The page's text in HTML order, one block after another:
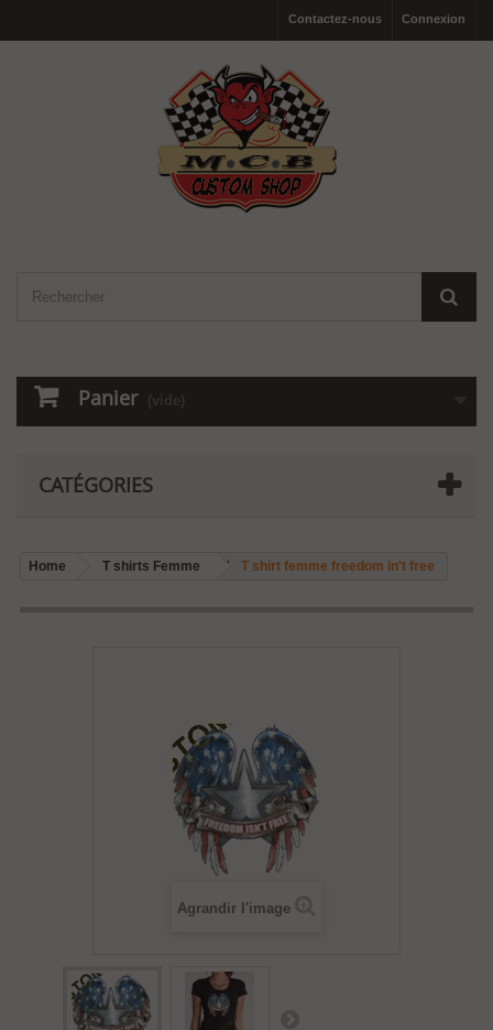
Connexion
Contactez-nous
Panier (vide)
CATÉGORIES
Home T shirts Femme T shirt femme freedom in't free
Agrandir l'image